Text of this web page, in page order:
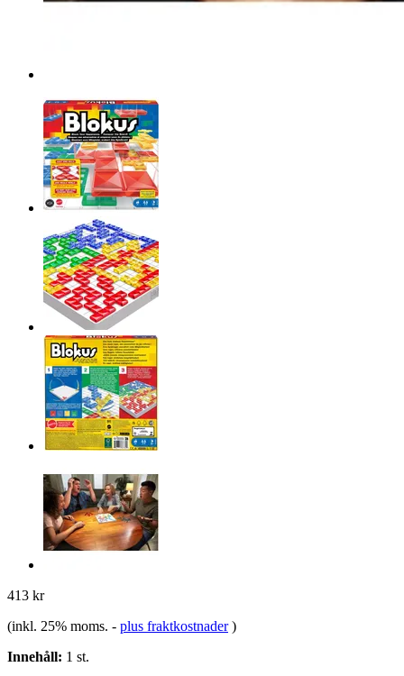
413 kr
(inkl. 25% moms. - plus fraktkostnader )
Innehåll: 1 st.